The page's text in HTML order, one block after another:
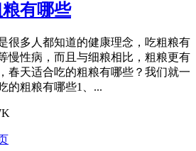
有哪些
很多人都知道的健康理念，吃粗粮有
慢性病，而且与细粮相比，粗粮更有
春天适合吃的粗粮有哪些？我们就一
的粗粮有哪些1、...